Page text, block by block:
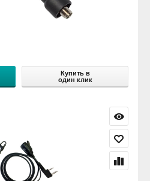
Купить в
один клик